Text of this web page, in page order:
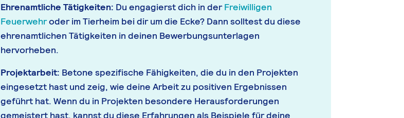
Ehrenamtliche Tätigkeiten: Du engagierst dich in derFreiwilligen
Feuerwehroder im Tierheim bei dir um die Ecke? Dann solltest du diese
ehrenamtlichen Tätigkeiten in deinen Bewerbungsunterlagen
hervorheben.
Projektarbeit: Betone spezifische Fähigkeiten, die du in den Projekten
eingesetzt hast und zeig, wie deine Arbeit zu positiven Ergebnissen
geführt hat. Wenn du in Projekten besondere Herausforderungen
gemeistert hast, kannst du diese Erfahrungen als Beispiele für deine